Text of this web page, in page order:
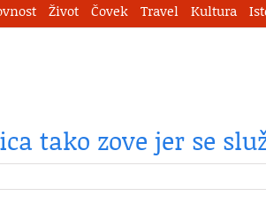
Život Čovek Travel Kultura
tako zove jer se